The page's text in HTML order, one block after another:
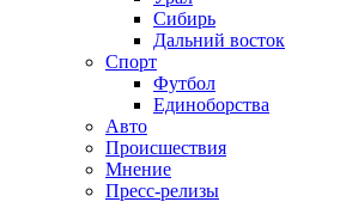
Сибирь
Дальний восток
Спорт
Футбол
Единоборства
Авто
Происшествия
Мнение
Пресс-релизы